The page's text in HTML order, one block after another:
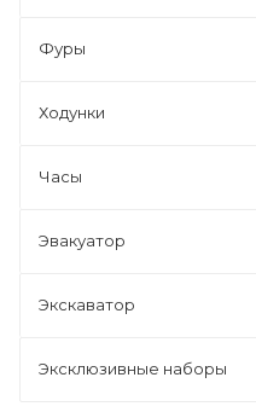
Фуры
Ходунки
Часы
Эвакуатор
Экскаватор
Эксклюзивные наборы